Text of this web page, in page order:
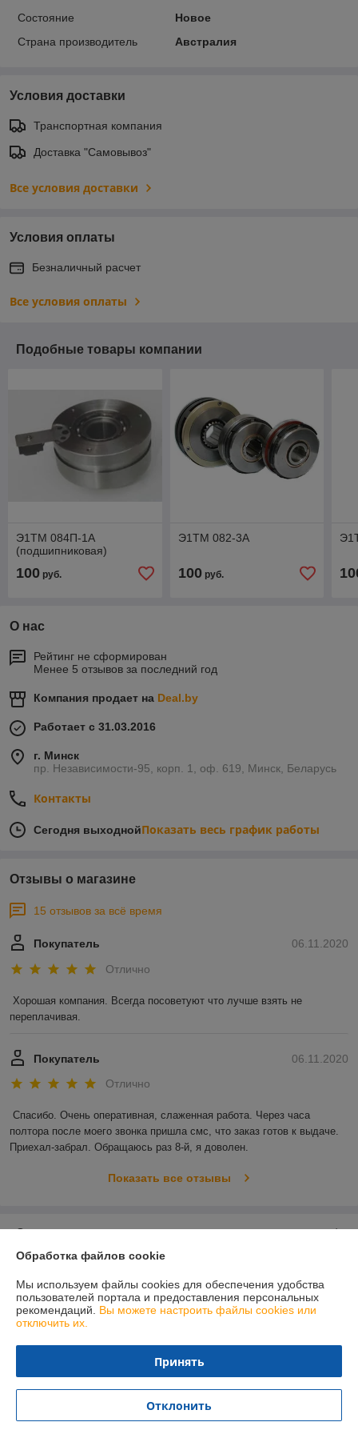
Состояние
Новое
Страна производитель
Австралия
Условия доставки
Транспортная компания
Доставка "Самовывоз"
Все условия доставки
Условия оплаты
Безналичный расчет
Все условия оплаты
Подобные товары компании
Э1ТМ 084П-1А
(подшипниковая)
100 руб.
Э1ТМ 082-3А
100руб.
О нас
Рейтинг не сформирован
Менее 5 отзывов за последний год
Компания продает на Deal.by
Работает с 31.03.2016
г. Минск
пр. Независимости-95, корп. 1, оф. 619, Минск, Беларусь
Контакты
Сегодня выходнойПоказать весь график работы
Отзывы о магазине
15 отзывов за всё время
06.11.2020
Покупатель
Отлично
Хорошая компания. Всегда посоветуют что лучше взять не
переплачивая.
06.11.2020
Покупатель
Отлично
Спасибо. Очень оперативная, слаженная работа. Через часа
полтора после моего звонка пришла смс, что заказ готов к выдаче.
Приехал-забрал. Обращаюсь раз 8-й, я доволен.
Показать все отзывы
О нас
Доставка и оплата
График работы
Политика обработки cookies
Обработка файлов cookie
Мы используем файлы cookies для обеспечения удобства
пользователей портала и предоставления персональных
рекомендаций. Вы можете настроить файлы cookies или
отключить их.
Принять
Отклонить